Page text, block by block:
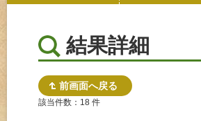
結果詳細
前画面へ戻る
該当件数：18 件